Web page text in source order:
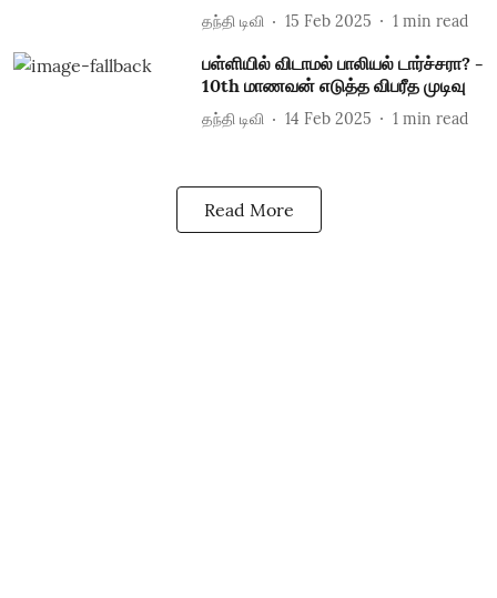
தந்தி டிவி 15 Feb 2025 1 min read
பள்ளியில் விடாமல் பாலியல் டார்ச்சரா? -
10th மாணவன் எடுத்த விபரீத முடிவு
தந்தி டிவி 14 Feb 2025 1 min read
Read More